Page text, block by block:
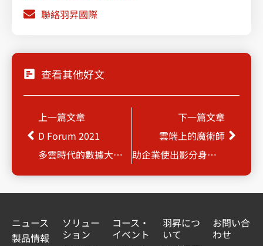
聯絡羽昇國際
查看其他好文
Prev
上一篇文章
D Forum 2021
多雲時代的數據大遷徙
下一篇文章
雲端上的魔術師
助企業使出影分身之術佈局全球
Next
ニュース
製品情報
ソリュー
ション
コース・
イベント
羽昇につ
いて
お問い合
わせ